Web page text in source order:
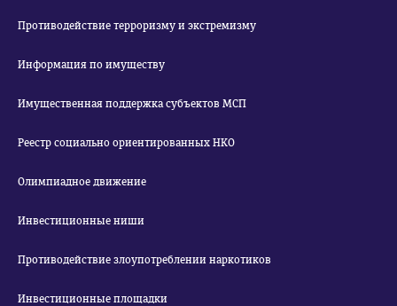
Противодействие терроризму и экстремизму
Информация по имуществу
Имущественная поддержка субъектов МСП
Реестр социально ориентированных НКО
Олимпиадное движение
Инвестиционные ниши
Противодействие злоупотреблении наркотиков
Инвестиционные площадки